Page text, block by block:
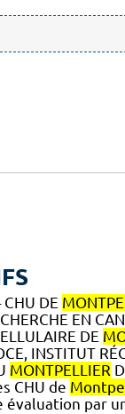
CHU DE
EN
DE
INSTITUT
MONTPELLIER
CHU de
par